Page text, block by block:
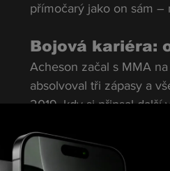
přímočarý jako on sám –
Bojová kariéra:
Acheson začal s MMA
absolvoval tři zápasy a
2019, kdy si připsal další
kromě toho si připsal i
Championship) proti Joshi
Zajímavostí je jeho